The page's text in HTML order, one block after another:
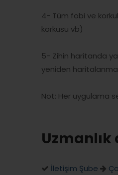
4- Tüm fobi ve
korkusu vb)
5- Zihin haritanda
yeniden
Not: Her uygulama
Uzmanlık
İletişim Şube